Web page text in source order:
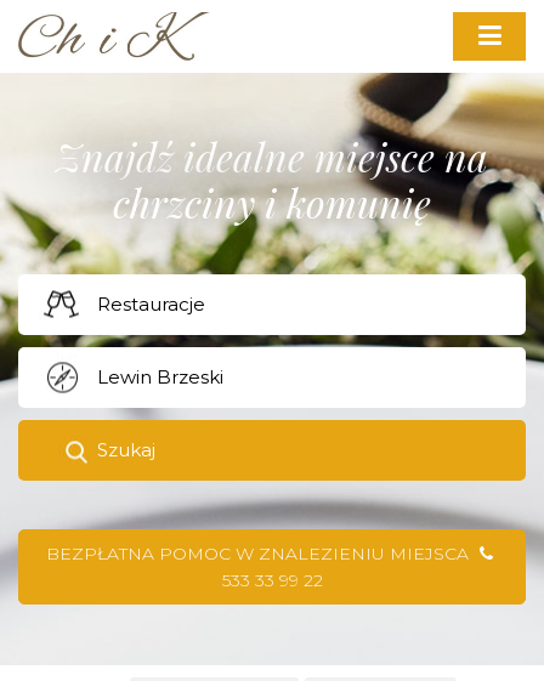
Znajdź idealne miejsce na
chrzciny i komunię
Szukaj
BEZPŁATNA POMOC W ZNALEZIENIU MIEJSCA
533 33 99 22